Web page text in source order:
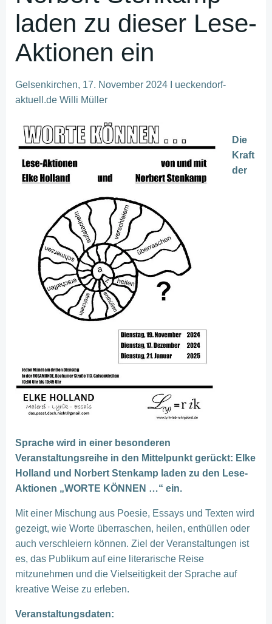
laden zu dieser Lese-
Aktionen ein
Gelsenkirchen, 17. November 2024 I ueckendorf-
aktuell.de Willi Müller
Die
Kraft
der
Sprache wird in einer besonderen
Veranstaltungsreihe in den Mittelpunkt gerückt: Elke
Holland und Norbert Stenkamp laden zu den Lese-
Aktionen „WORTE KÖNNEN …“ ein.
Mit einer Mischung aus Poesie, Essays und Texten wird
gezeigt, wie Worte überraschen, heilen, enthüllen oder
auch verschleiern können. Ziel der Veranstaltungen ist
es, das Publikum auf eine literarische Reise
mitzunehmen und die Vielseitigkeit der Sprache auf
kreative Weise zu erleben.
Veranstaltungsdaten: